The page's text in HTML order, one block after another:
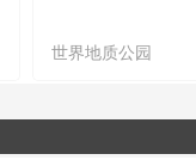
世界地质公园